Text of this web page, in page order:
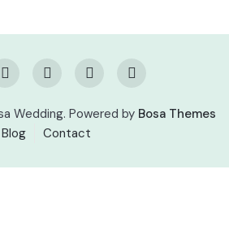
Wedding. Powered by Bosa Themes
Blog
Contact